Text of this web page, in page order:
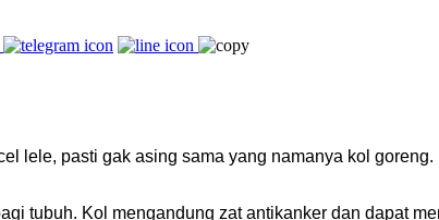
lele, pasti gak asing sama yang namanya kol
tubuh. Kol mengandung zat antikanker dan dapat